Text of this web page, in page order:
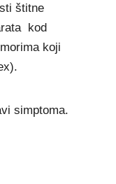
štitne
kod
koji
simptoma.